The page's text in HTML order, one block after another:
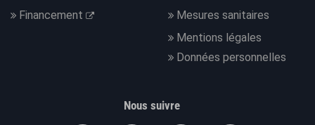
Financement
Mesures sanitaires
Mentions légales
Données personnelles
Nous suivre